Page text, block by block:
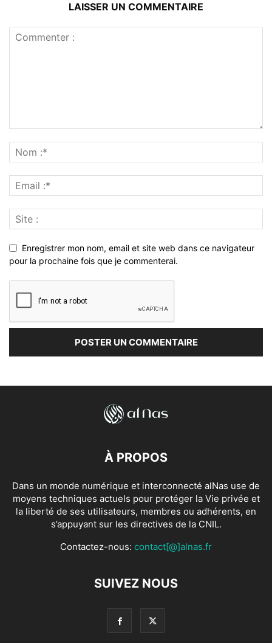
LAISSER UN COMMENTAIRE
Enregistrer mon nom, email et site web dans ce navigateur
pour la prochaine fois que je commenterai.
À PROPOS
Dans un monde numérique et interconnecté alNas use de
moyens techniques actuels pour protéger la Vie privée et
la liberté de ses utilisateurs, membres ou adhérents, en
s’appuyant sur les directives de la CNIL.
Contactez-nous: contact[@]alnas.fr
SUIVEZ NOUS